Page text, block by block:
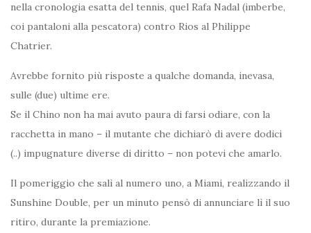
nella cronologia esatta del tennis, quel Rafa Nadal (imberbe,
coi pantaloni alla pescatora) contro Rios al Philippe
Chatrier.
Avrebbe fornito più risposte a qualche domanda, inevasa,
sulle (due) ultime ere.
Se il Chino non ha mai avuto paura di farsi odiare, con la
racchetta in mano – il mutante che dichiarò di avere dodici
(..) impugnature diverse di diritto – non potevi che amarlo.
Il pomeriggio che salì al numero uno, a Miami, realizzando il
Sunshine Double, per un minuto pensò di annunciare lì il suo
ritiro, durante la premiazione.